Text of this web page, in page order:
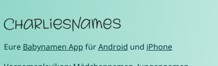
Eure Babynamen App fürAndroid und iPhone